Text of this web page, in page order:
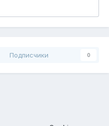
Подписчики 0